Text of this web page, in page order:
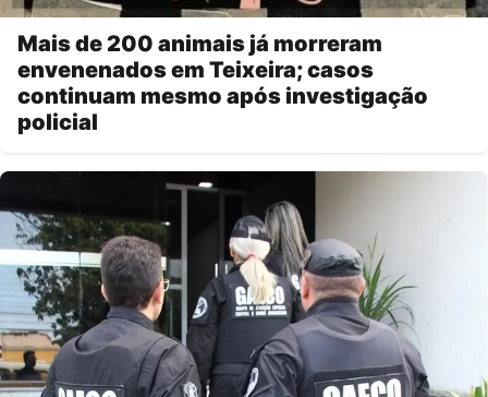
Mais de 200 animais já morreram
envenenados em Teixeira; casos
continuam mesmo após investigação
policial